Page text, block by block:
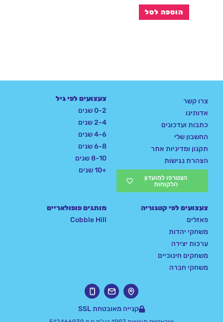
הוספה לסל
צרו קשר
אדותינו
כתבות ועדכונים
החשבון שלי
תקנון ומדיניות אתר
הצהרת נגישות
הצטרפו למועדון
הלקוחות
צעצועים לפי גיל
0-2 שנים
2-4 שנים
4-6 שנים
6-8 שנים
8-10 שנים
+10 שנים
צעצועים לפי קטגוריה
פאזלים
משחקי יהדות
ערכות יצירה
משחקים חינוכיים
משחקי חברה
מותגים פופולאריים
Cobble Hill
קנייה מאובטחת SSL